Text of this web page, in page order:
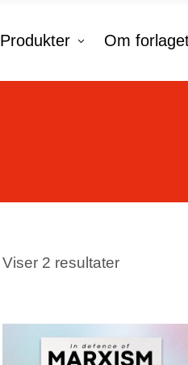
Produkter Om
Viser 2 resultaterSorteret
seneste